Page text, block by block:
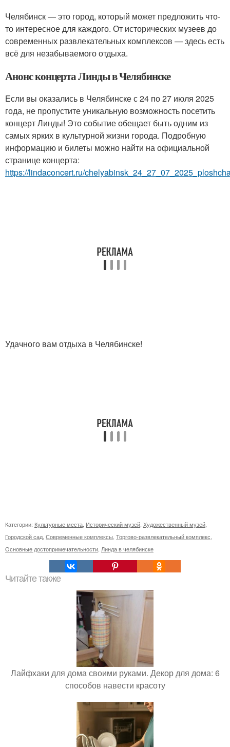
Челябинск — это город, который может предложить что-
то интересное для каждого. От исторических музеев до
современных развлекательных комплексов — здесь есть
всё для незабываемого отдыха.
Анонс концерта Линды в Челябинске
Если вы оказались в Челябинске с 24 по 27 июля 2025
года, не пропустите уникальную возможность посетить
концерт Линды! Это событие обещает быть одним из
самых ярких в культурной жизни города. Подробную
информацию и билеты можно найти на официальной
странице концерта:
https://lindaconcert.ru/
Удачного вам отдыха в Челябинске!
Категории: Культурные места Исторический музей Художественный музей
Городской сад Современные комплексы Торгово-развлекательный комплекс
Основные достопримечательности Линда в челябинске
Читайте также
Лайфхаки для дома своими руками. Декор для дома: 6
способов навести красоту